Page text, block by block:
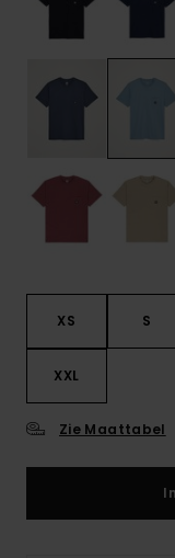
XS S
XXL
Zie Maattabel